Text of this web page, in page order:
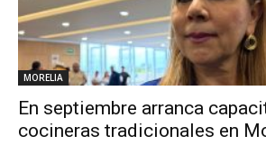
MORELIA
En septiembre arranca
cocineras tradicionales en